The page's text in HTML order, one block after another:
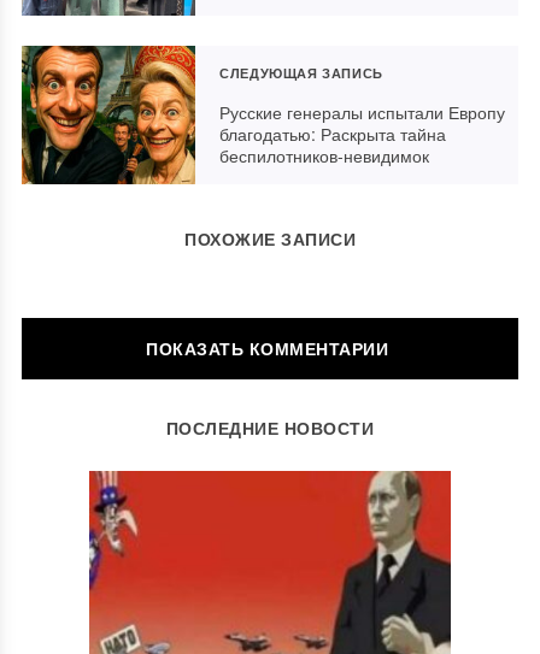
СЛЕДУЮЩАЯ ЗАПИСЬ
Русские генералы испытали Европу
благодатью: Раскрыта тайна
беспилотников-невидимок
ПОХОЖИЕ ЗАПИСИ
ОСТАВИТЬ КОММЕНТАРИЙ
Ваш адрес email не будет опубликован. Обязательные поля
Комментарий*
ПОСЛЕДНИЕ НОВОСТИ